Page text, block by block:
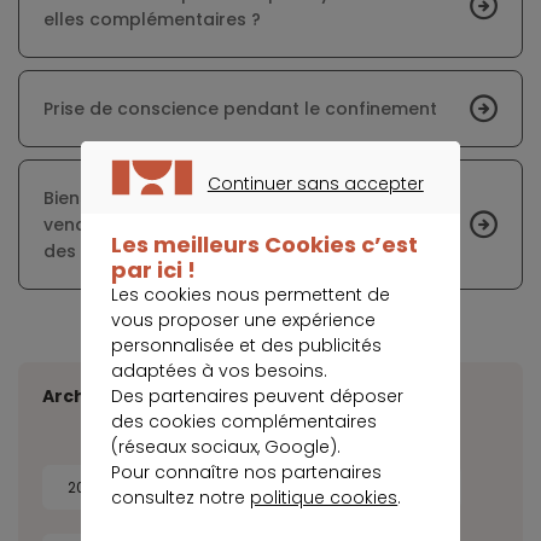
elles complémentaires ?
Prise de conscience pendant le confinement
Biens sous-évalués : les propriétaires-
vendeurs doutent de la capacité d’évaluation
des agents
Archives
2026
Continuer sans accepter
Les meilleurs Cookies c’est
par ici !
Les cookies nous permettent de
vous proposer une expérience
personnalisée et des publicités
adaptées à vos besoins.
Des partenaires peuvent déposer
des cookies complémentaires
(réseaux sociaux, Google).
Pour connaître nos partenaires
consultez notre politique cookies.